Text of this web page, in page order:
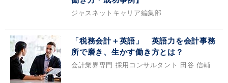
ジャスネットキャリア編集部
「税務会計＋英語」 英語力を会計事務
所で磨き、生かす働き方とは？
会計業界専門 採用コンサルタント 田谷 信輔